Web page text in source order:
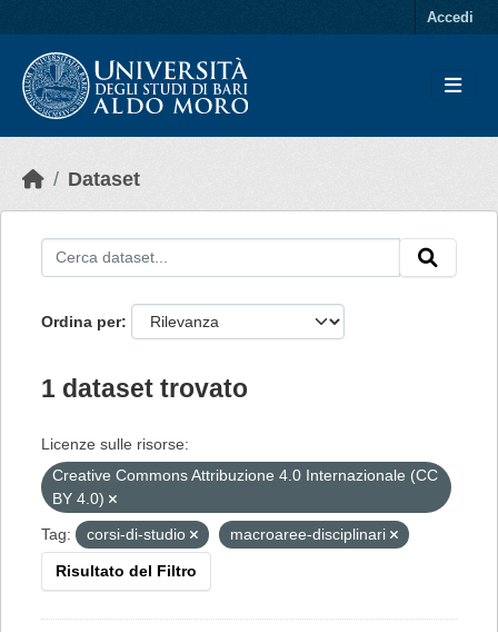
Accedi
Dataset
Ordina per
1 dataset trovato
Licenze sulle risorse:
Creative Commons Attribuzione 4.0 Internazionale (CC
BY 4.0)
Tag:
corsi-di-studio macroaree-disciplinari
Risultato del Filtro